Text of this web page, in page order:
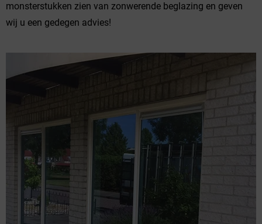
monsterstukken zien van zonwerende beglazing en geven
wij u een gedegen advies!